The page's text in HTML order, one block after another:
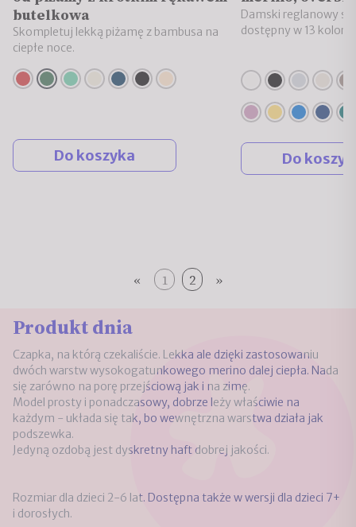
butelkowa
Skompletuj lekką piżamę z bambusa na
ciepłe noce.
Do koszyka
Damski reglanowy
dostępny w 13
Do
« 1 2 »
Produkt dnia
Czapka, na którą czekaliście. Lekka ale dzięki zastosowaniu
dwóch warstw wysokogatunkowego merino dalej ciepła. Nada
się zarówno na porę przejściową jak i na zimę.
Model prosty i ponadczasowy, dobrze leży właściwie na
każdym - układa się tak, bo wewnętrzna warstwa działa jak
podszewka.
Jedyną ozdobą jest dyskretny haft dobrej jakości.
Rozmiar dla dzieci 2-6 lat. Dostępna także w wersji dla dzieci 7+
i dorosłych.